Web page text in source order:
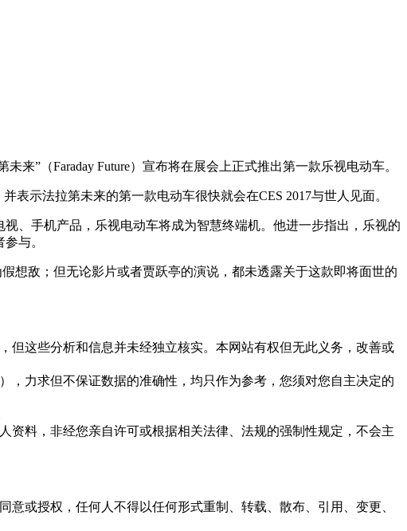
来”（Faraday Future）宣布将在展会上正式推出第一款乐视电动车。
表示法拉第未来的第一款电动车很快就会在CES 2017与世人见面。
、手机产品，乐视电动车将成为智慧终端机。他进一步指出，乐视的
与。
想敌；但无论影片或者贾跃亭的演说，都未透露关于这款即将面世的
但这些分析和信息并未经独立核实。本网站有权但无此义务，改善或
，力求但不保证数据的准确性，均只作为参考，您须对您自主决定的
资料，非经您亲自许可或根据相关法律、法规的强制性规定，不会主
意或授权，任何人不得以任何形式重制、转载、散布、引用、变更、